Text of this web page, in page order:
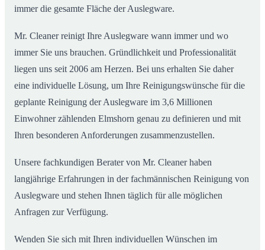
immer die gesamte Fläche der Auslegware.
Mr. Cleaner reinigt Ihre Auslegware wann immer und wo
immer Sie uns brauchen. Gründlichkeit und Professionalität
liegen uns seit 2006 am Herzen. Bei uns erhalten Sie daher
eine individuelle Lösung, um Ihre Reinigungswünsche für die
geplante Reinigung der Auslegware im 3,6 Millionen
Einwohner zählenden Elmshorn genau zu definieren und mit
Ihren besonderen Anforderungen zusammenzustellen.
Unsere fachkundigen Berater von Mr. Cleaner haben
langjährige Erfahrungen in der fachmännischen Reinigung von
Auslegware und stehen Ihnen täglich für alle möglichen
Anfragen zur Verfügung.
Wenden Sie sich mit Ihren individuellen Wünschen im